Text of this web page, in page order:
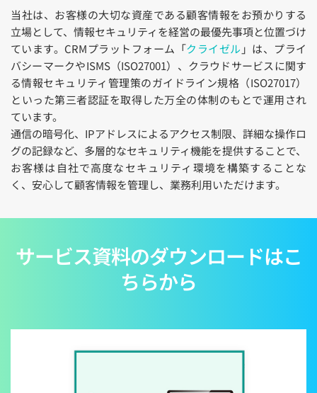
当社は、お客様の大切な資産である顧客情報をお預かりする
立場として、情報セキュリティを経営の最優先事項と位置づけ
ています。CRMプラットフォーム「クライゼル 」は、プライ
バシーマークやISMS（ISO27001）、クラウドサービスに関す
る情報セキュリティ管理策のガイドライン規格（ISO27017）
といった第三者認証を取得した万全の体制のもとで運用され
ています。
通信の暗号化、IPアドレスによるアクセス制限、詳細な操作ロ
グの記録など、多層的なセキュリティ機能を提供することで、
お客様は自社で高度なセキュリティ環境を構築することな
く、安心して顧客情報を管理し、業務利用いただけます。
サービス資料のダウンロードはこ
ちらから